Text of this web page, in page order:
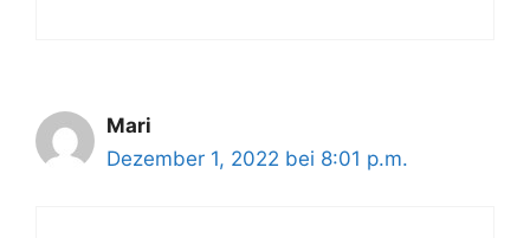
Mari
Dezember 1, 2022 bei 8:01 p.m.